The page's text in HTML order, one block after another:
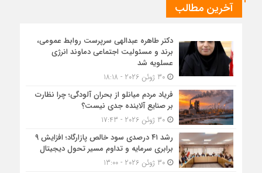
آخرین مطالب
دکتر طاهره عبدالهی سرپرست روابط عمومی،
برند و مسئولیت اجتماعی دماوند انرژی
عسلویه شد
30 ژوئن 2026 - 18:18
فریاد مردم میانلو از بحران آلودگی؛ چرا نظارت
بر صنایع آلاینده جدی نیست؟
30 ژوئن 2026 - 17:43
رشد ۴۱ درصدی سود خالص پازارگاد؛ افزایش ۹
برابری سرمایه و تداوم مسیر تحول دیجیتال
30 ژوئن 2026 - 13:00